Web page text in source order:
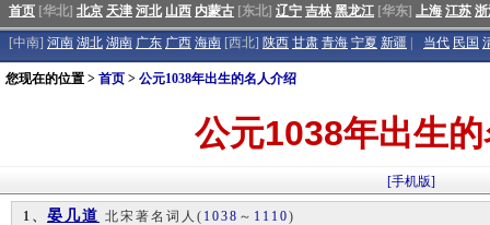
首页 [华北] 北京 天津 河北 山西 内蒙古 [东北] 辽宁 吉林 黑龙江 [华东] 上海 江苏
[中南] 河南 湖北 湖南 广东 广西 海南 [西北] 陕西 甘肃 青海 宁夏 新疆 当代 民国
您现在的位置 > 首页 > 公元1038年出生的名人介绍
公元1038年出生
[手机版]
1、 晏几道 北宋著名词人 ( 1038 ～ 1110)